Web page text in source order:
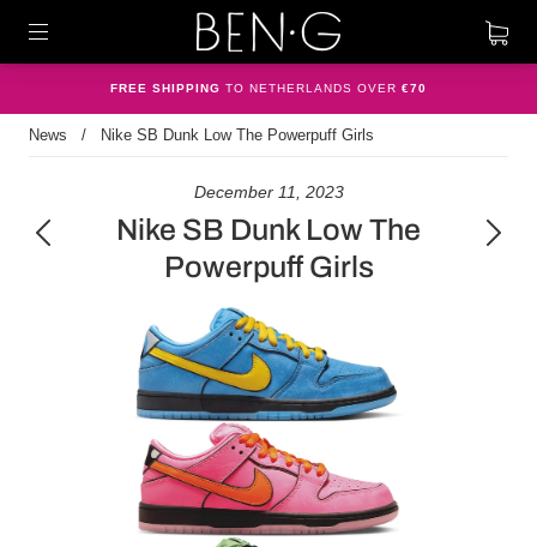
FREE SHIPPING TO NETHERLANDS OVER €70
News / Nike SB Dunk Low The Powerpuff Girls
December 11, 2023
Nike SB Dunk Low The
Powerpuff Girls